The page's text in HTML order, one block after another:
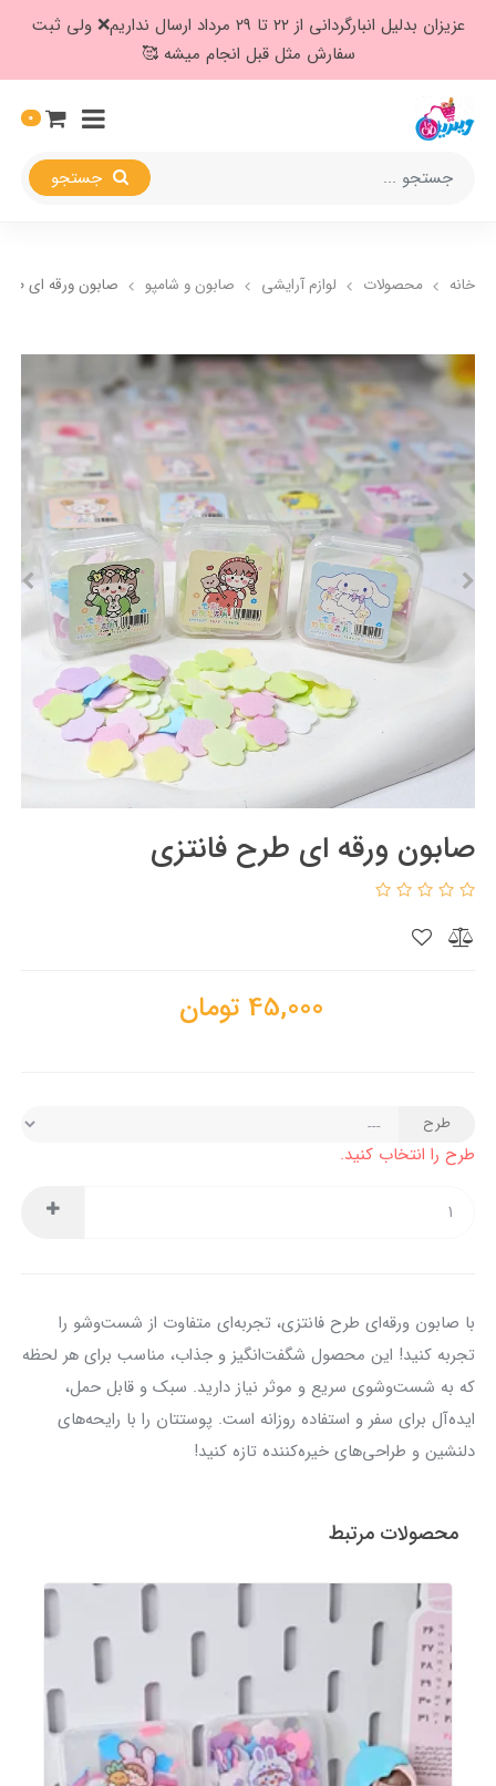
عزیزان بدلیل انبارگردانی از ۲۲ تا ۲۹ مرداد ارسال نداریم❌️ ولی ثبت
سفارش مثل قبل انجام میشه 🥰
0
خانه محصولات لوازم آرایشی صابون و شامپو صابون ورقه ای
صابون ورقه ای طرح فانتزی
45,000 تومان
طرح
طرح را انتخاب کنید.
با صابون ورقه‌ای طرح فانتزی، تجربه‌ای متفاوت از شست‌وشو را
تجربه کنید! این محصول شگفت‌انگیز و جذاب، مناسب برای هر لحظه
که به شست‌وشوی سریع و موثر نیاز دارید. سبک و قابل حمل،
ایده‌آل برای سفر و استفاده روزانه است. پوستتان را با رایحه‌های
دلنشین و طراحی‌های خیره‌کننده تازه کنید!
محصولات مرتبط